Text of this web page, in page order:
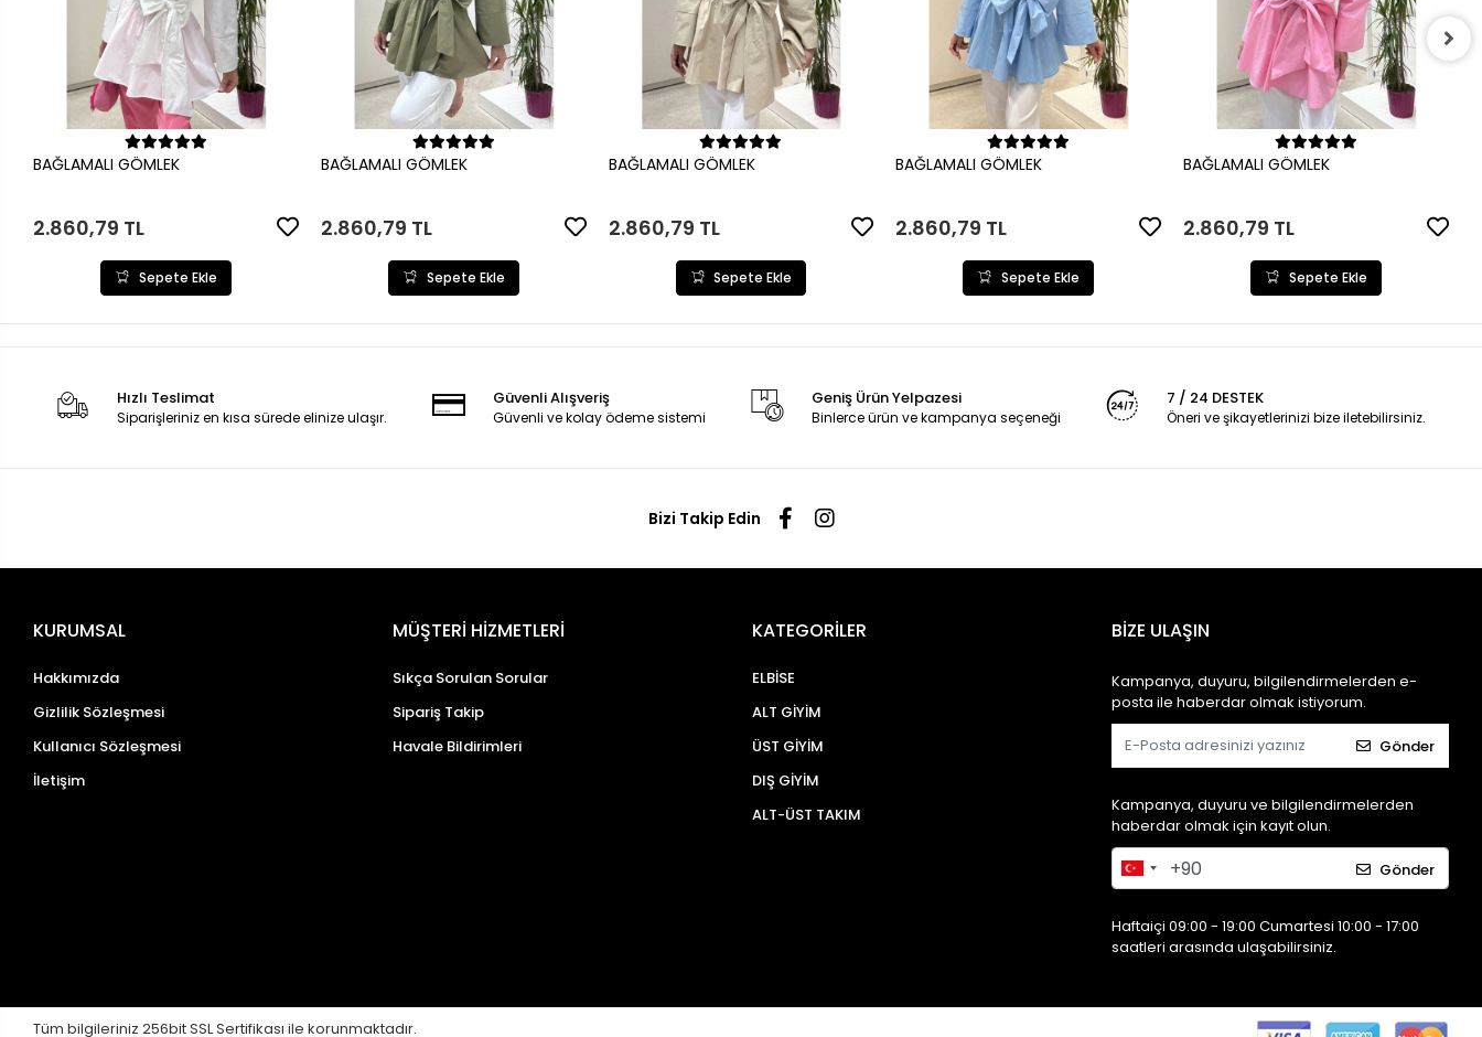
Sepete Ekle
BAĞLAMALI GÖMLEK
2.860,79 TL
Sepete Ekle
Sepete Ekle
BAĞLAMALI GÖMLEK
2.860,79 TL
Sepete Ekle
Sepete Ekle
BAĞLAMALI GÖMLEK
2.860,79 TL
Sepete Ekle
Sepete Ekle
BAĞLAMALI GÖMLEK
2.860,79 TL
Sepete Ekle
Sepete Ekle
BAĞLAMALI GÖMLEK
2.860,79 TL
Sepete Ekle
Hızlı Teslimat
Siparişleriniz en kısa sürede elinize ulaşır.
Güvenli Alışveriş
Güvenli ve kolay ödeme sistemi
Geniş Ürün Yelpazesi
Binlerce ürün ve kampanya seçeneği
7 / 24 DESTEK
Öneri ve şikayetlerinizi bize iletebilirsiniz.
Bizi Takip Edin
KURUMSAL
Hakkımızda
Gizlilik Sözleşmesi
Kullanıcı Sözleşmesi
İletişim
MÜŞTERİ HİZMETLERİ
Sıkça Sorulan Sorular
Sipariş Takip
Havale Bildirimleri
KATEGORİLER
ELBİSE
ALT GİYİM
ÜST GİYİM
DIŞ GİYİM
ALT-ÜST TAKIM
BİZE ULAŞIN
Kampanya, duyuru, bilgilendirmelerden e-
posta ile haberdar olmak istiyorum.
Gönder
Kampanya, duyuru ve bilgilendirmelerden
haberdar olmak için kayıt olun.
Gönder
Haftaiçi 09:00 - 19:00 Cumartesi 10:00 - 17:00
saatleri arasında ulaşabilirsiniz.
Tüm bilgileriniz 256bit SSL Sertifikası ile korunmaktadır.